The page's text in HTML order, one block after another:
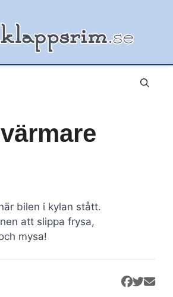
bilen i kylan stått.
att slippa frysa,
mysa!